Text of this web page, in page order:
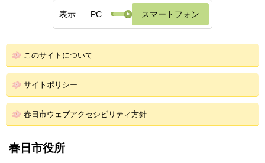
表示 PC スマートフォン
このサイトについて
サイトポリシー
春日市ウェブアクセシビリティ方針
春日市役所